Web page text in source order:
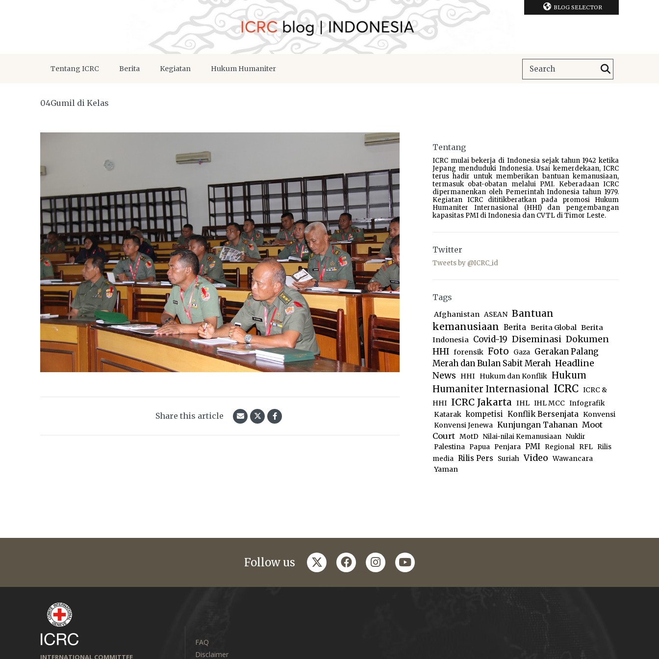
BLOG SELECTOR
Tentang ICRC Berita Kegiatan Hukum Humaniter
04Gumil di Kelas
Share this article
Tentang
ICRC mulai bekerja di Indonesia sejak tahun 1942 ketika
Jepang menduduki Indonesia. Usai kemerdekaan, ICRC
terus hadir untuk memberikan bantuan kemanusiaan,
termasuk obat-obatan melalui PMI. Keberadaan ICRC
dipermanenkan oleh Pemerintah Indonesia tahun 1979.
Kegiatan ICRC dititikberatkan pada promosi Hukum
Humaniter Internasional (HHI) dan pengembangan
kapasitas PMI di Indonesia dan CVTL di Timor Leste.
Twitter
Tweets by @ICRC_id
Tags
Afghanistan ASEAN Bantuan
kemanusiaan Berita Berita Global Berita
Indonesia Covid-19 Diseminasi Dokumen
HHI forensik Foto Gaza Gerakan Palang
Merah dan Bulan Sabit Merah Headline
News
HHI Hukum dan Konflik Hukum
Humaniter Internasional ICRC ICRC &
HHI ICRC Jakarta IHL IHL MCC Infografik
Katarak kompetisi Konflik Bersenjata Konvensi
Konvensi Jenewa Kunjungan Tahanan Moot
Court MotD Nilai-nilai Kemanusiaan Nuklir
Palestina
Papua Penjara PMI Regional RFL
Rilis
media Rilis Pers Suriah Video Wawancara
Yaman
Follow us twitterfacebookinstagram
youtube
INTERNATIONAL COMMITTEE
FAQ
Disclaimer